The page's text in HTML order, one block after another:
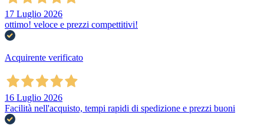
17 Luglio 2026
ottimo! veloce e prezzi compettitivi!
Acquirente verificato
16 Luglio 2026
Facilità nell'acquisto, tempi rapidi di spedizione e prezzi buoni